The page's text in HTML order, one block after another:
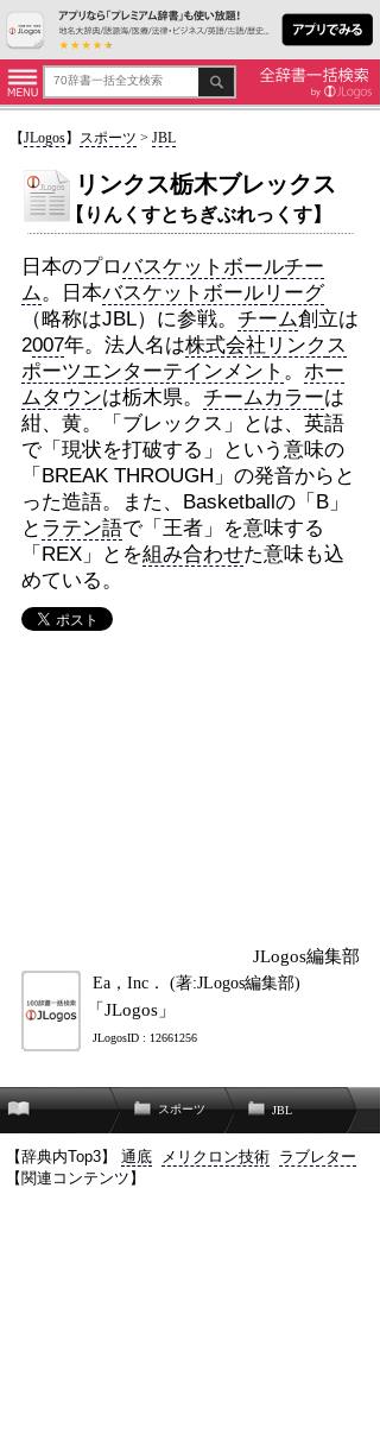
【JLogos】 スポーツ > JBL
リンクス栃木ブレックス
【りんくすとちぎぶれっくす】
日本のプロバスケットボールチー
ム。日本バスケットボールリーグ
（略称はJBL）に参戦。 チーム創立は
2007年。法人名は株式会社 リンク ス
ポーツエンターテインメント 。 ホー
ムタウンは栃木県。 チームカラーは
紺、黄。「ブレックス」とは、英語
で「現状を打破する」という意味の
「BREAK THROUGH」の発音からと
った造語。また、Basketballの「B」
と ラテン語で「王者」を意味する
「REX」とを組み合わせた意味も込
めている。
JLogos編集部
Ea，Inc． (著:JLogos編集部)
「JLogos」
JLogosID : 12661256
スポーツ JBL
【辞典内Top3】 通底 メリクロン技術 ラブレター
【関連コンテンツ】